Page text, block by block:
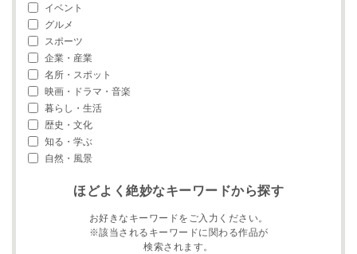
イベント
グルメ
スポーツ
企業・産業
名所・スポット
映画・ドラマ・音楽
暮らし・生活
歴史・文化
知る・学ぶ
自然・風景
ほどよく絶妙なキーワードから探す
お好きなキーワードをご入力ください。
※該当されるキーワードに関わる作品が
検索されます。